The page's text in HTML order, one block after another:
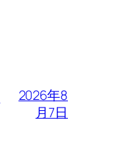
2026年8
月7日